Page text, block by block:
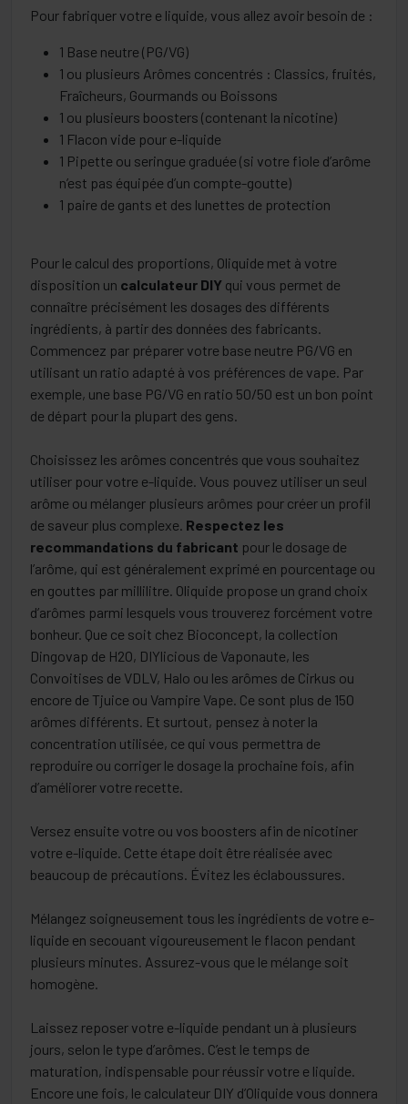
Pour fabriquer votre e liquide, vous allez avoir besoin de :
1 Base neutre (PG/VG)
1 ou plusieurs Arômes concentrés : Classics, fruités,
Fraîcheurs, Gourmands ou Boissons
1 ou plusieurs boosters (contenant la nicotine)
1 Flacon vide pour e-liquide
1 Pipette ou seringue graduée (si votre fiole d’arôme
n’est pas équipée d’un compte-goutte)
1 paire de gants et des lunettes de protection
Pour le calcul des proportions, Oliquide met à votre
disposition un calculateur DIY qui vous permet de
connaître précisément les dosages des différents
ingrédients, à partir des données des fabricants.
Commencez par préparer votre base neutre PG/VG en
utilisant un ratio adapté à vos préférences de vape. Par
exemple, une base PG/VG en ratio 50/50 est un bon point
de départ pour la plupart des gens.
Choisissez les arômes concentrés que vous souhaitez
utiliser pour votre e-liquide. Vous pouvez utiliser un seul
arôme ou mélanger plusieurs arômes pour créer un profil
de saveur plus complexe. Respectez les
recommandations du fabricant pour le dosage de
l’arôme, qui est généralement exprimé en pourcentage ou
en gouttes par millilitre. Oliquide propose un grand choix
d’arômes parmi lesquels vous trouverez forcément votre
bonheur. Que ce soit chez Bioconcept, la collection
Dingovap de H2O, DIYlicious de Vaponaute, les
Convoitises de VDLV, Halo ou les arômes de Cirkus ou
encore de Tjuice ou Vampire Vape. Ce sont plus de 150
arômes différents. Et surtout, pensez à noter la
concentration utilisée, ce qui vous permettra de
reproduire ou corriger le dosage la prochaine fois, afin
d’améliorer votre recette.
Versez ensuite votre ou vos boosters afin de nicotiner
votre e-liquide. Cette étape doit être réalisée avec
beaucoup de précautions. Évitez les éclaboussures.
Mélangez soigneusement tous les ingrédients de votre e-
liquide en secouant vigoureusement le flacon pendant
plusieurs minutes. Assurez-vous que le mélange soit
homogène.
Laissez reposer votre e-liquide pendant un à plusieurs
jours, selon le type d’arômes. C’est le temps de
maturation, indispensable pour réussir votre e liquide.
Encore une fois, le calculateur DIY d’Oliquide vous donnera